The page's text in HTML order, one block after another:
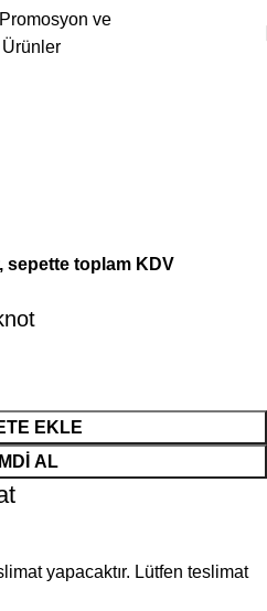
sepette toplam KDV
EKLE
AL
yapacaktır. Lütfen teslimat